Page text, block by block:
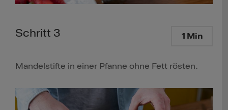
Schritt 3 1 Min
Mandelstifte in einer Pfanne ohne Fett rösten.